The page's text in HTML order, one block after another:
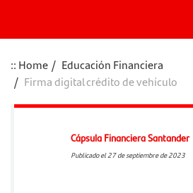
Home
Educación Financiera
Firma digital crédito de vehículo
Cápsula Financiera Santander
Publicado el 27 de septiembre de 2023